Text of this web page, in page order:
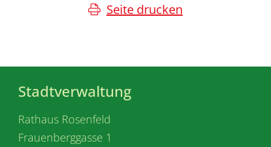
Seite drucken
Stadtverwaltung
Rathaus Rosenfeld
Frauenberggasse 1